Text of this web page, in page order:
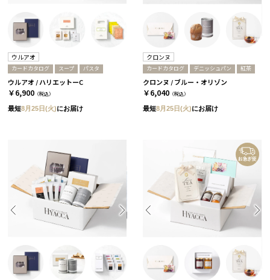
ウルアオ
カードカタログ スープ パスタ
ウルアオ / ハリエットーC
￥6,900 （税込）
最短8月25日(火)にお届け
クロンヌ
カードカタログ デニッシュパン 紅茶
クロンヌ / ブルー・オリゾン
￥6,040 （税込）
最短8月25日(火)にお届け